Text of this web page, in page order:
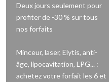
Deux jours seulement pour
profiter de -30 % sur tous
nos forfaits
Minceur, laser, Elytis, anti-
âge, lipocavitation, LPG... :
achetez votre forfait les 6 et